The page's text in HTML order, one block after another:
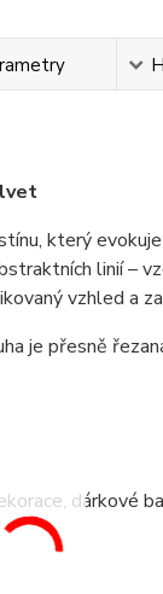
který
linií –
vzhled a
je přesně
dárkové